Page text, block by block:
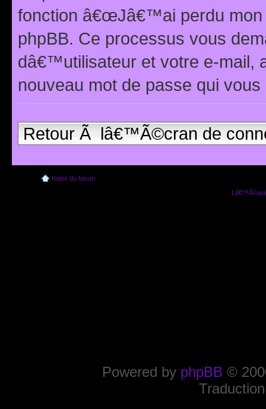
fonction â€œJâ€™ai perdu mon
phpBB. Ce processus vous
dâ€™utilisateur et votre e-mail,
nouveau mot de passe qui
Retour Ã lâ€™Ã©cran de
Index du forum
Powered by phpBB ©